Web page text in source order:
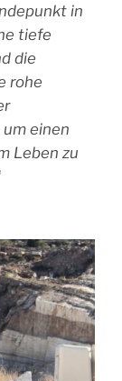
in
tiefe
die
rohe
einen
Leben zu